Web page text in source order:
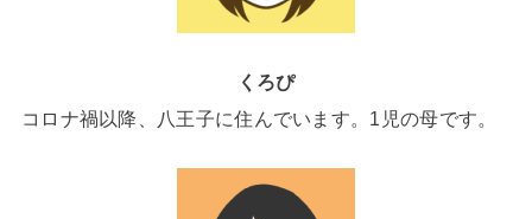
くろぴ
コロナ禍以降、八王子に住んでいます。1児の母です。